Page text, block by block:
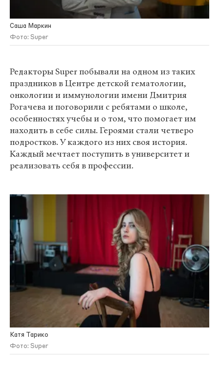
Саша Маркин
Фото: Super
Редакторы Super побывали на одном из таких
праздников в Центре детской гематологии,
онкологии и иммунологии имени Дмитрия
Рогачева и поговорили с ребятами о школе,
особенностях учебы и о том, что помогает им
находить в себе силы. Героями стали четверо
подростков. У каждого из них своя история.
Каждый мечтает поступить в университет и
реализовать себя в профессии.
Катя Тарико
Фото: Super